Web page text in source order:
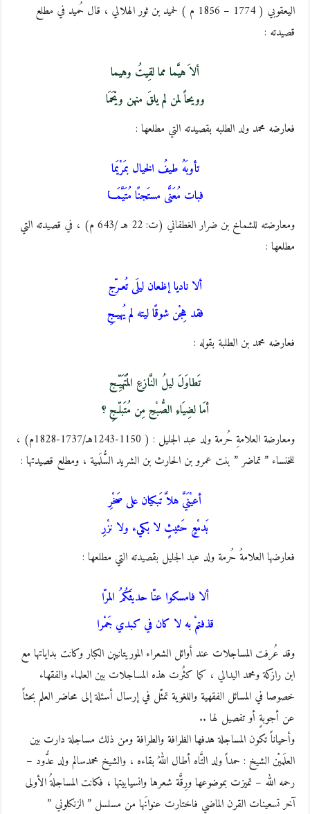
اليعقوبي ( 1774 – 1856 م ) لحميد بن ثور الهلالي ، قال حُميد في مطلع
قصيدته :
ألاَ هيَّما مما لقِيتُ وهيما
وويحاً لمن لم يلقَ منهن ويْحَمَا
فعارضه محمد ولد الطلبه بقصيدته التي مطلعها :
تأوبَهُ طيفُ الخيال بمَرْيَما
فبات مُعَنًّى مستَجنًا مُتَيَّمَـــا
ومعارضته للشماخ بن ضرار الغطفاني (ت: 22 هـ /643 م) ، في قصيدته التي
مطلعها :
ألا ناديا إظعان ليلَى تُعـرّج
فقد هِجْن شوقًا ليته لم يُهيـجِ
فعارضه محمد بن الطلبة بقوله :
تَطاوَلَ ليلُ النَّازعِ المُتَهَيِّـج
أمَا لضِيَاءِ الصُّبْحِ مِن مُتَبلّـجِ ؟
ومعارضة العلامةِ حُرمة ولد عبد الجليل : ( 1150-1243هـ/1737-1828م) ،
للخنساء ” تماضر ” بنت عمرو بن الحارث بن الشريد السُّلَمية ، ومطلع قصيدتها :
أعيْنَيَّ هلاَّ تَبكيان على صَخْرِ
بَدمْعٍ حَثيثٍ لا بكيء ولا نزْرِ
فعارضها العلامةُ حُرمة ولد عبد الجليل بقصيدته التي مطلعها :
ألا فامسكوا عنّا حديثَكُمُ المرّا
قذفتمْ به لا كان في كبدي جَمْرا
وقد عُرفت المساجلات عند أوائل الشعراء الموريتانيين الكبار وكانت بداياتها مع
ابن رازكة ومحمد اليدالي ، كما كثُرت هذه المساجلات بين العلماء والفقهاء
خصوصا في المسائل الفقهية واللغوية تمثّل في إرسال أسئلة إلى محاضر العلم بحثاً
عن أجوبةٍ أو تفصيل لها ..
وأحياناً تكون المساجلة هدفها الظرافة والطرافة ومن ذلك مساجلة دارت بين
العلَميْن الشيخ : حمداً ولد التَّاه أطال اللهُ بقاءه ، والشيخ محمدسالم ولد عدُّود –
رحمه الله – تميزت بموضوعها ورِقَّة شعرها وانسيابيتها ، فكانت المساجلةُ الأولى
آخر تسعينات القرن الماضي فاختارت عنوانَها من مسلسل ” الزنكلوني ”